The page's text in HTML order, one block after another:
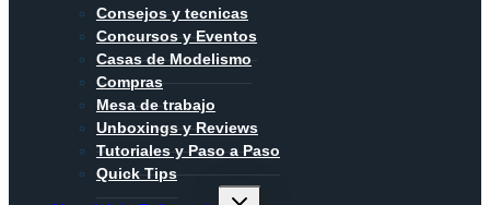
Consejos y tecnicas
Concursos y Eventos
Casas de Modelismo
Compras
Mesa de trabajo
Unboxings y Reviews
Tutoriales y Paso a Paso
Quick Tips
Alternar